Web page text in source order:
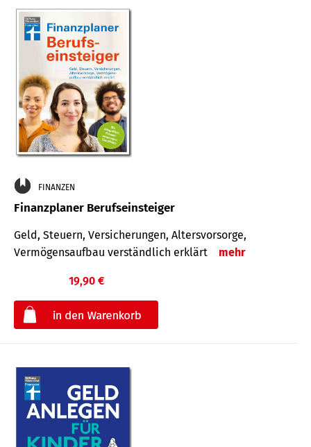
FINANZEN
Finanzplaner Berufseinsteiger
Geld, Steuern, Versicherungen, Altersvorsorge,
Vermögensaufbau verständlich erklärt
mehr
19,90 €